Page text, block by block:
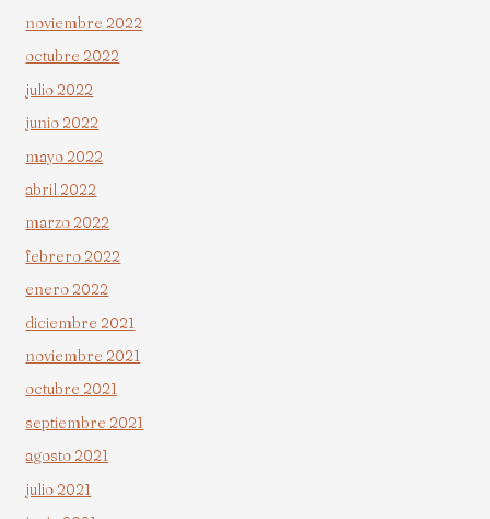
noviembre 2022
octubre 2022
julio 2022
junio 2022
mayo 2022
abril 2022
marzo 2022
febrero 2022
enero 2022
diciembre 2021
noviembre 2021
octubre 2021
septiembre 2021
agosto 2021
julio 2021